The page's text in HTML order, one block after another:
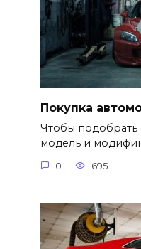
Покупка
Чтобы подобрать
модель и
0 695